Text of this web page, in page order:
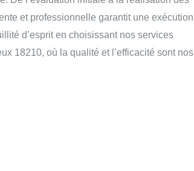
et professionnelle garantit une exécution
d’esprit en choisissant nos services
18210, où la qualité et l’efficacité sont nos